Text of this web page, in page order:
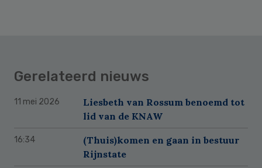
Gerelateerd nieuws
11 mei 2026
Liesbeth van Rossum benoemd tot
lid van de KNAW
16:34
(Thuis)komen en gaan in bestuur
Rijnstate